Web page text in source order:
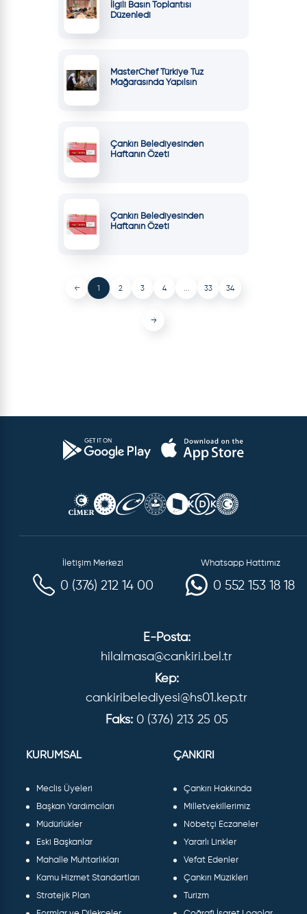
İlgili Basın Toplantısı
Düzenledi
MasterChef Türkiye Tuz
Mağarasında Yapılsın
Çankırı Belediyesinden
Haftanın Özeti
Çankırı Belediyesinden
Haftanın Özeti
← 1 2 3 4 33 34
→
İletişim Merkezi
0 (376) 212 14 00
Whatsapp Hattımız
0 552 153 18 18
E-Posta:
hilalmasa@cankiri.bel.tr
Kep:
cankiribelediyesi@hs01.kep.tr
Faks: 0 (376) 213 25 05
KURUMSAL
Meclis Üyeleri
Başkan Yardımcıları
Müdürlükler
Eski Başkanlar
Mahalle Muhtarlıkları
Kamu Hizmet Standartları
Stratejik Plan
ÇANKIRI
Çankırı Hakkında
Milletvekillerimiz
Nöbetçi Eczaneler
Yararlı Linkler
Vefat Edenler
Çankırı Müzikleri
Turizm